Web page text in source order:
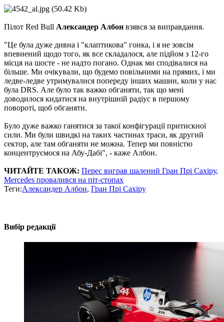
Пілот Red Bull Александер Албон взявся за виправдання.
"Це була дуже дивна і "клаптикова" гонка, і я не зовсім
впевнений щодо того, як все складалося, але підйом з 12-го
місця на шосте - не надто погано. Однак ми сподівалися на
більше. Ми очікували, що будемо повільними на прямих, і ми
ледве-ледве утримувалися попереду інших машин, коли у нас
була DRS. Але було так важко обганяти, так що мені
доводилося кидатися на внутрішній радіус в першому
повороті, щоб обганяти.
Було дуже важко ганятися за такої конфігурації притискної
сили. Ми були швидкі на таких частинах траси, як другий
сектор, але там обганяти не можна. Тепер ми повністю
концентруємося на Абу-Дабі", - каже Албон.
ЧИТАЙТЕ ТАКОЖ: Перес виграв шалений Гран Прі Сахіру,
Mercedes провалився на піт-стопах
Теги:Александер Албон, Гран Прі Сахіру
Вибір редакції